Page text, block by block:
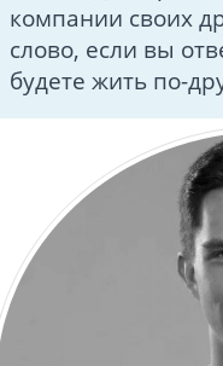
компании своих
слово, если вы
будете жить по-